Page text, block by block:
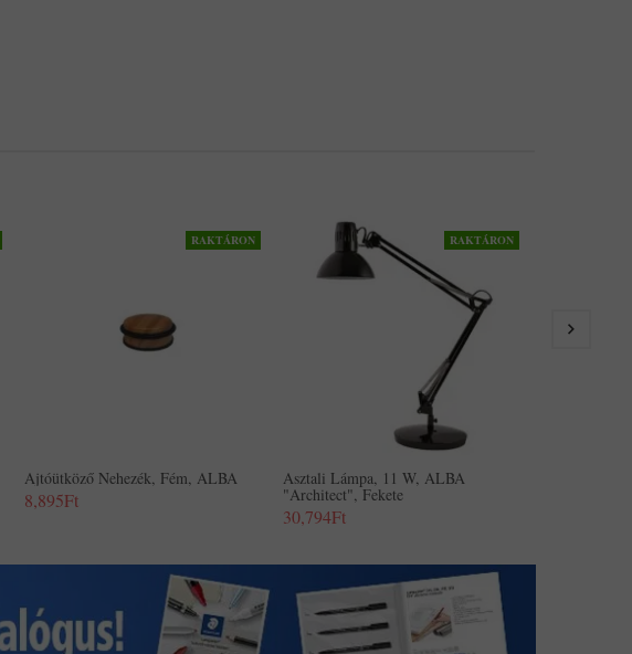
RAKTÁRON
Ajtóütköző Nehezék, Fém, ALBA
8,895Ft
RAKTÁRON
Asztali Lámpa, 11 W, ALBA
"Architect", Fekete
30,794Ft